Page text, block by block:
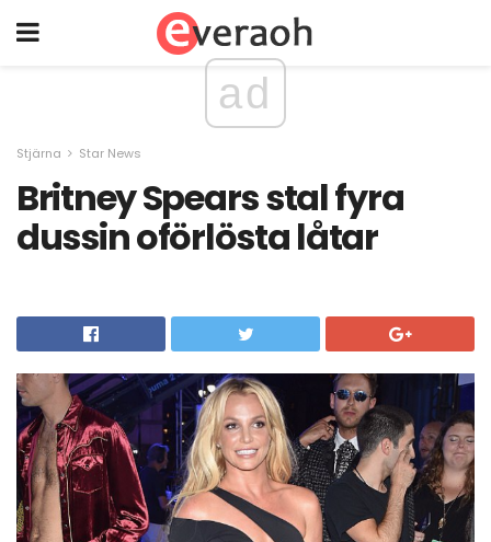
ad
Stjärna Star News
Britney Spears stal fyra
dussin oförlösta låtar